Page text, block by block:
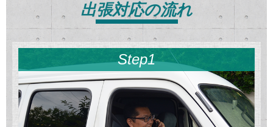
出張対応の流れ
Step1